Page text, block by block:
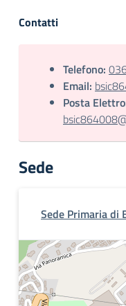
Contatti
Telefono:
Email:
Posta
Sede
Sede Primaria di